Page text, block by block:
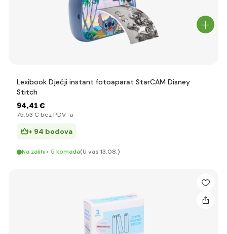
Lexibook Dječji instant fotoaparat StarCAM Disney
Stitch
94,41 €
75,53 € bez PDV-a
+ 94 bodova
Na zalihi> 5 komada(U vas 13.08.)